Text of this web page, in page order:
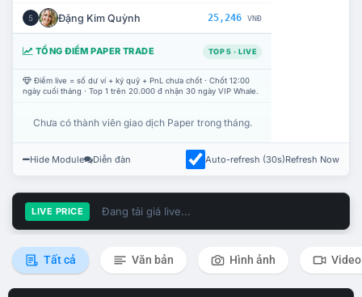
5 Đặng Kim Quỳnh 25,246 VNĐ
TỔNG ĐIỂM PAPER TRADE TOP 5 · LIVE
Điểm live = số dư ví + ký quỹ + PnL chưa chốt · Chốt 12:00
ngày cuối tháng · Top 1 trên 20.000 đ nhận 30 ngày VIP Whale.
Chưa có thành viên giao dịch Paper trong tháng.
Hide Module Diễn đàn Auto-refresh (30s)Refresh Now
LIVE PRICE Đang tải giá live...
Tất cả Văn bản Hình ảnh Video